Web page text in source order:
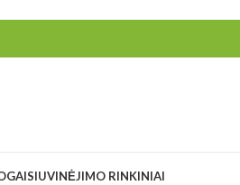
SIUVINĖJIMO RINKINIAI